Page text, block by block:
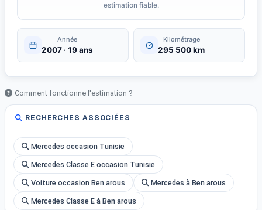
estimation fiable.
Année
2007 · 19 ans
Kilométrage
295 500 km
Comment fonctionne l'estimation ?
RECHERCHES ASSOCIÉES
Mercedes occasion Tunisie
Mercedes Classe E occasion Tunisie
Voiture occasion Ben arous Mercedes à Ben arous
Mercedes Classe E à Ben arous